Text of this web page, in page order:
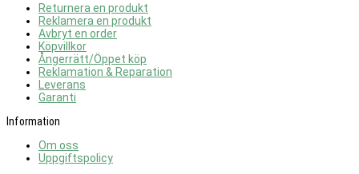
Returnera en produkt
Reklamera en produkt
Avbryt en order
Köpvillkor
Ångerrätt/Öppet köp
Reklamation & Reparation
Leverans
Garanti
Information
Om oss
Uppgiftspolicy